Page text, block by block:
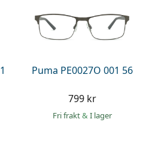
Puma PE0027O 001 56
799 kr
Fri frakt& I lager